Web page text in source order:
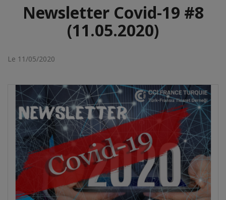
Newsletter Covid-19 #8
(11.05.2020)
Le 11/05/2020